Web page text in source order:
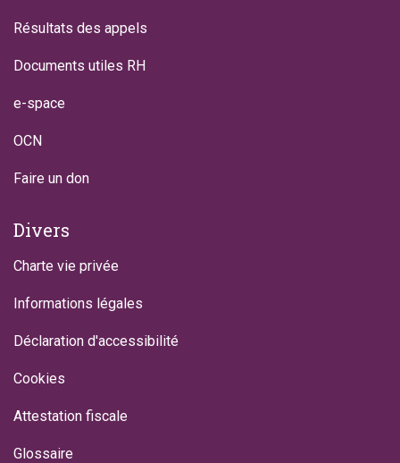
Résultats des appels
Documents utiles RH
e-space
OCN
Faire un don
Divers
Charte vie privée
Informations légales
Déclaration d'accessibilité
Cookies
Attestation fiscale
Glossaire